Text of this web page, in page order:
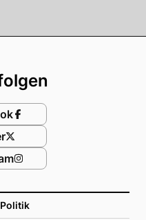
Politik